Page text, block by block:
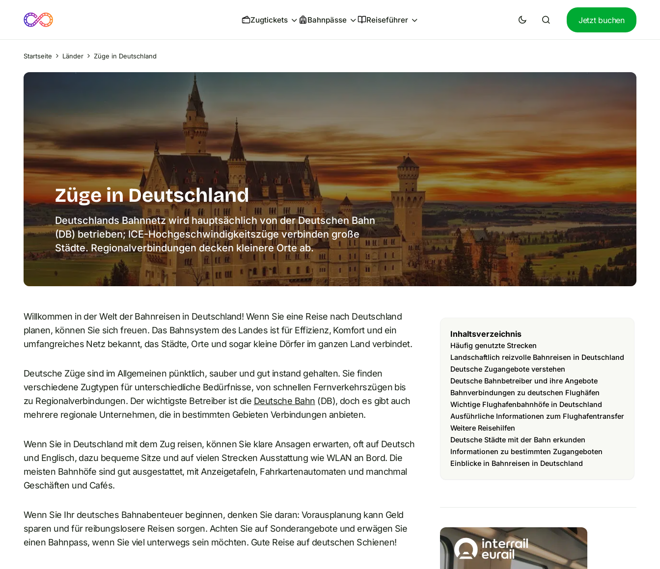
Zugtickets Bahnpässe Reiseführer Jetzt buchen
Startseite Länder Züge in Deutschland
Züge in Deutschland
Deutschlands Bahnnetz wird hauptsächlich von der Deutschen Bahn
(DB) betrieben; ICE-Hochgeschwindigkeitszüge verbinden große
Städte. Regionalverbindungen decken kleinere Orte ab.
Willkommen in der Welt der Bahnreisen in Deutschland! Wenn Sie eine Reise nach Deutschland
planen, können Sie sich freuen. Das Bahnsystem des Landes ist für Effizienz, Komfort und ein
umfangreiches Netz bekannt, das Städte, Orte und sogar kleine Dörfer im ganzen Land verbindet.
Deutsche Züge sind im Allgemeinen pünktlich, sauber und gut instand gehalten. Sie finden
verschiedene Zugtypen für unterschiedliche Bedürfnisse, von schnellen Fernverkehrszügen bis
zu Regionalverbindungen. Der wichtigste Betreiber ist die Deutsche Bahn (DB), doch es gibt auch
mehrere regionale Unternehmen, die in bestimmten Gebieten Verbindungen anbieten.
Wenn Sie in Deutschland mit dem Zug reisen, können Sie klare Ansagen erwarten, oft auf Deutsch
und Englisch, dazu bequeme Sitze und auf vielen Strecken Ausstattung wie WLAN an Bord. Die
meisten Bahnhöfe sind gut ausgestattet, mit Anzeigetafeln, Fahrkartenautomaten und manchmal
Geschäften und Cafés.
Wenn Sie Ihr deutsches Bahnabenteuer beginnen, denken Sie daran: Vorausplanung kann Geld
sparen und für reibungslosere Reisen sorgen. Achten Sie auf Sonderangebote und erwägen Sie
einen Bahnpass, wenn Sie viel unterwegs sein möchten. Gute Reise auf deutschen Schienen!
Inhaltsverzeichnis
Häufig genutzte Strecken
Landschaftlich reizvolle Bahnreisen in Deutschland
Deutsche Zugangebote verstehen
Deutsche Bahnbetreiber und ihre Angebote
Bahnverbindungen zu deutschen Flughäfen
Wichtige Flughafenbahnhöfe in Deutschland
Ausführliche Informationen zum Flughafentransfer
Weitere Reisehilfen
Deutsche Städte mit der Bahn erkunden
Informationen zu bestimmten Zugangeboten
Einblicke in Bahnreisen in Deutschland